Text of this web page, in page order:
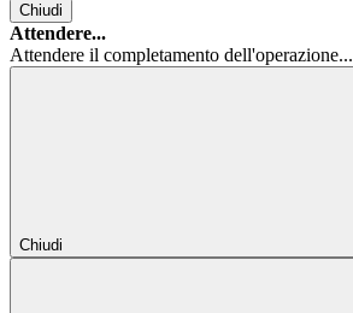
Chiudi
Attendere...
Attendere il completamento dell'operazione...
Chiudi